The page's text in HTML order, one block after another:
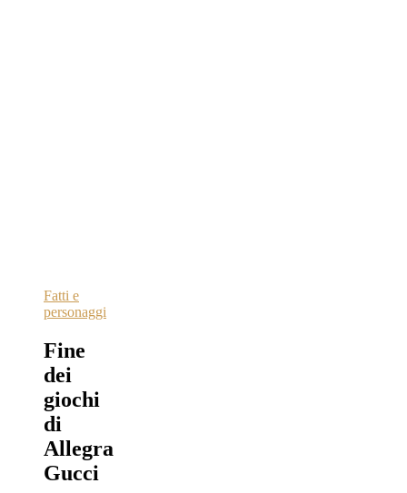
Fatti e
personaggi
Fine
dei
giochi
di
Allegra
Gucci